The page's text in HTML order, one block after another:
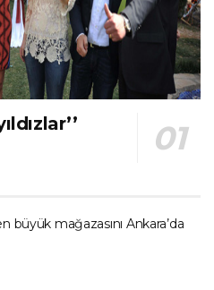
büyük mağazasını Ankara’da